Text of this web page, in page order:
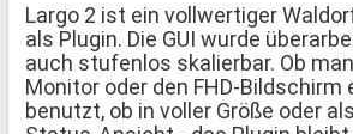
Largo 2 ist ein vollwertiger
als Plugin. Die GUI wurde
auch stufenlos skalierbar. Ob
Monitor oder den FHD-Bildschirm
benutzt, ob in voller Größe oder